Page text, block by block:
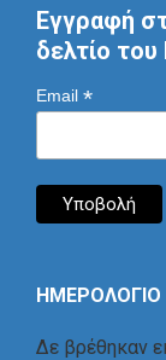
Εγγραφή
δελτίο
Email *
Δε βρέθηκαν